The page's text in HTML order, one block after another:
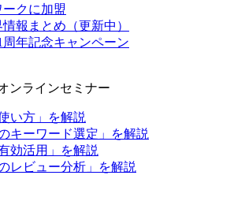
クに加盟
情報まとめ（更新中）
周年記念キャンペーン
ンラインセミナー
使い方」を解説
のキーワード選定」を解説
有効活用」を解説
のレビュー分析」を解説